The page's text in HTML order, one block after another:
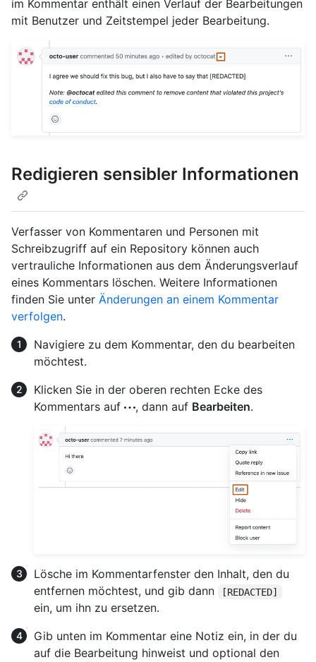
im Kommentar enthält einen Verlauf der Bearbeitungen
mit Benutzer und Zeitstempel jeder Bearbeitung.
Redigieren sensibler Informationen
Verfasser von Kommentaren und Personen mit
Schreibzugriff auf ein Repository können auch
vertrauliche Informationen aus dem Änderungsverlauf
eines Kommentars löschen. Weitere Informationen
finden Sie unter Änderungen an einem Kommentar
verfolgen.
Navigiere zu dem Kommentar, den du bearbeiten
möchtest.
Klicken Sie in der oberen rechten Ecke des
Kommentars auf
, dann auf Bearbeiten.
Lösche im Kommentarfenster den Inhalt, den du
entfernen möchtest, und gib dann
[REDACTED]
ein, um ihn zu ersetzen.
Gib unten im Kommentar eine Notiz ein, in der du
auf die Bearbeitung hinweist und optional den